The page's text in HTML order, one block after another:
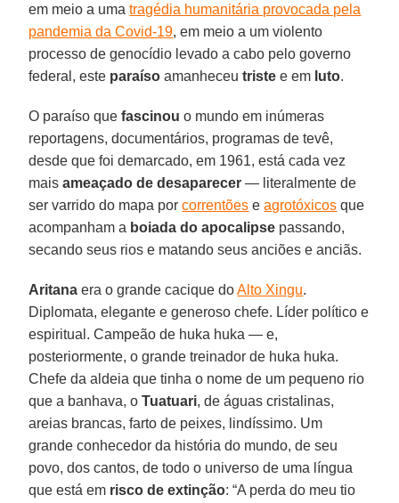
em meio a umatragédia humanitária provocada pela
pandemia da Covid-19, em meio a um violento
processo de genocídio levado a cabo pelo governo
federal, este paraíso amanheceutriste e em luto.
O paraíso quefascinou o mundo em inúmeras
reportagens, documentários, programas de tevê,
desde que foi demarcado, em 1961, está cada vez
maisameaçado de desaparecer — literalmente de
ser varrido do mapa porcorrentões eagrotóxicos que
acompanham a boiada do apocalipse passando,
secando seus rios e matando seus anciões e anciãs.
Aritana era o grande cacique doAlto Xingu.
Diplomata, elegante e generoso chefe. Líder político e
espiritual. Campeão de huka huka — e,
posteriormente, o grande treinador de huka huka.
Chefe da aldeia que tinha o nome de um pequeno rio
que a banhava, oTuatuari, de águas cristalinas,
areias brancas, farto de peixes, lindíssimo. Um
grande conhecedor da história do mundo, de seu
povo, dos cantos, de todo o universo de uma língua
que está em risco de extinção: “A perda do meu tio